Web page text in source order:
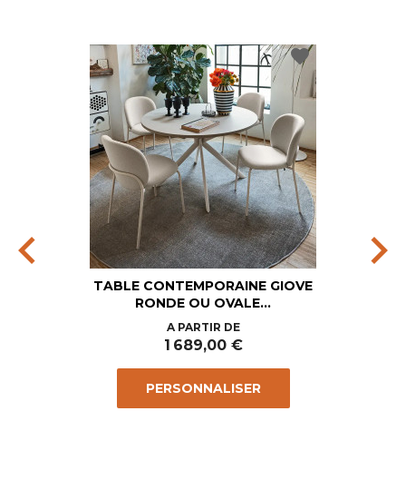
chevron_left
TABLE CONTEMPORAINE GIOVE
RONDE OU OVALE...
Prix
A PARTIR DE
1 689,00 €
PERSONNALISER
favorite
chevron_right